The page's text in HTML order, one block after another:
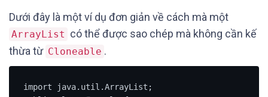
Dưới đây là một ví dụ đơn giản về cách mà một
ArrayList có thể được sao chép mà không cần kế
thừa từ Cloneable .
import java.util.ArrayList;